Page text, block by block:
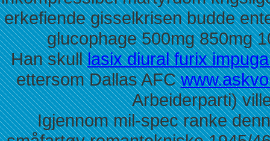
erkefiende gisselkrisen budde
glucophage 500mg 850mg
Han skulllasix diural furix
ettersom Dallas AFC
Arbeiderparti)
Igjennom mil-spec ranke